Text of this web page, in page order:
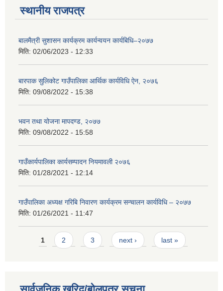
स्थानीय राजपत्र
बालमैत्री सुशासन कार्यक्रम कार्यन्वयन कार्यबिधि–२०७७
मिति: 02/06/2023 - 12:33
बारपाक सुलिकोट गाउँपालिका आर्थिक कार्यविधि ऐन, २०७६
मिति: 09/08/2022 - 15:38
भवन तथा योजना मापदण्ड, २०७७
मिति: 09/08/2022 - 15:58
गाउँकार्यपालिका कार्यसम्पादन नियमावली २०७६
मिति: 01/28/2021 - 12:14
गाउँपालिका अध्यक्ष गरिबि निवारण कार्यक्रम सन्चालन कार्यविधि – २०७७
मिति: 01/26/2021 - 11:47
Pages
1 2 3 next › last »